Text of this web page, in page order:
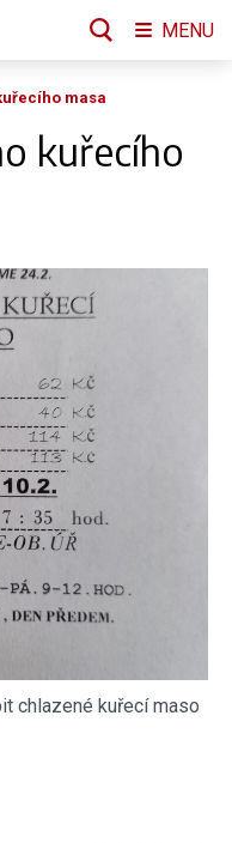
masa
kuřecího
chlazené kuřecí maso
MENU